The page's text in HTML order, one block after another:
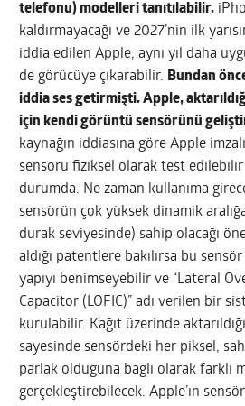
telefonu) modelleri tanıtılabilir.
kaldırmayacağı ve 2027’nin ilk
iddia edilen Apple, aynı yıl daha
de görücüye çıkarabilir. Bundan
iddia ses getirmişti. Apple,
için kendi görüntü sensörünü
kaynağın iddiasına göre Apple
sensörü fiziksel olarak test
durumda. Ne zaman kullanıma
sensörün çok yüksek dinamik
durak seviyesinde) sahip olacağı
aldığı patentlere bakılırsa bu
yapıyı benimseyebilir ve “Lateral
Capacitor (LOFIC)” adı verilen bir
kurulabilir. Kağıt üzerinde
sayesinde sensördeki her piksel,
parlak olduğuna bağlı olarak farklı
gerçekleştirebilecek. Apple’ın